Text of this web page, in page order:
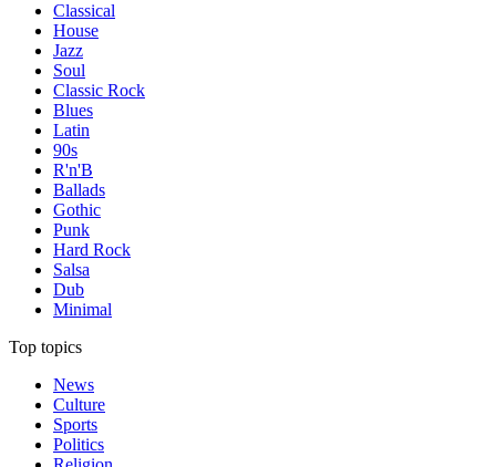
Classical
House
Jazz
Soul
Classic Rock
Blues
Latin
90s
R'n'B
Ballads
Gothic
Punk
Hard Rock
Salsa
Dub
Minimal
Top topics
News
Culture
Sports
Politics